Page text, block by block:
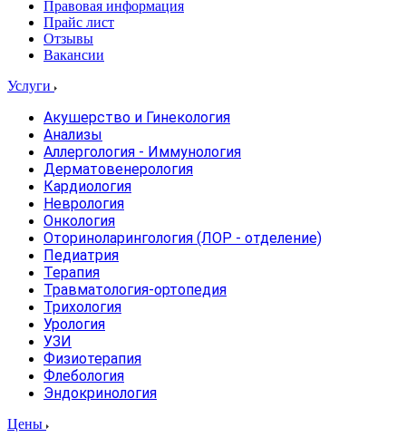
Правовая информация
Прайс лист
Отзывы
Вакансии
Услуги
Акушерство и Гинекология
Анализы
Аллергология - Иммунология
Дерматовенерология
Кардиология
Неврология
Онкология
Оториноларингология (ЛОР - отделение)
Педиатрия
Терапия
Травматология-ортопедия
Трихология
Урология
УЗИ
Физиотерапия
Флебология
Эндокринология
Цены